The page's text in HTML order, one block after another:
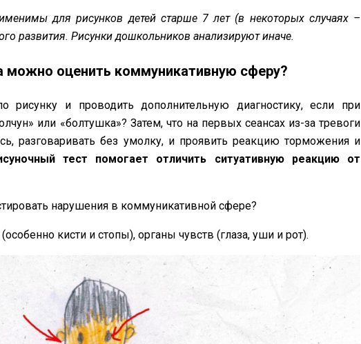
для рисунков детей старше 7 лет (в некоторых случаях –
развития. Рисунки дошкольников анализируют иначе.
можно оценить коммуникативную сферу?
рисунку и проводить дополнительную диагностику, если при
или «болтушка»? Затем, что на первых сеансах из-за тревоги
разговаривать без умолку, и проявить реакцию торможения и
тест помогает отличить ситуативную реакцию от
нарушения в коммуникативной сфере?
кисти и стопы), органы чувств (глаза, уши и рот).